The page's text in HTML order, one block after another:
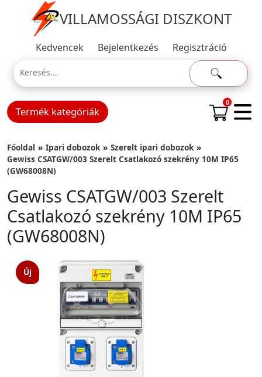
VILLAMOSSÁGI DISZKONT
Kedvencek Bejelentkezés Regisztráció
Termék kategóriák
0
Főoldal Ipari dobozok
Szerelt ipari dobozok
Gewiss CSATGW/003 Szerelt Csatlakozó szekrény 10M IP65
(GW68008N)
Gewiss CSATGW/003 Szerelt
Csatlakozó szekrény 10M IP65
(GW68008N)
Új